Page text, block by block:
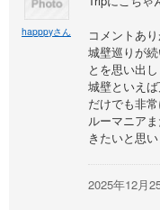
happpyさん
コメントあ
城壁巡りが
とを思い出
城壁といえ
だけでも非
ルーマニア
きたいと思い
2025年12月